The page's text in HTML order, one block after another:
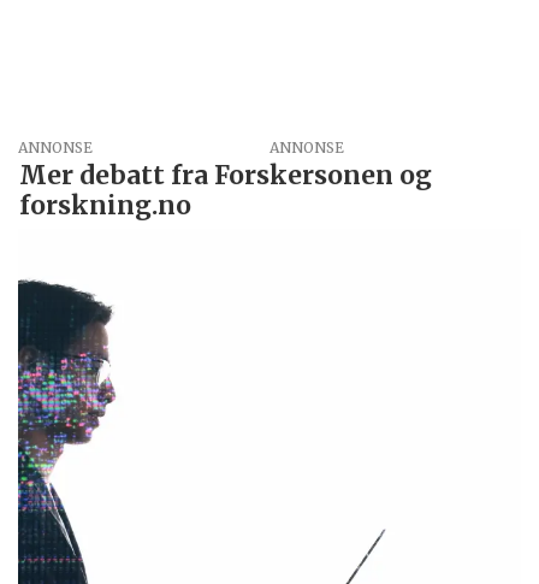
ANNONSE
Mer debatt fra Forskersonen og
forskning.no